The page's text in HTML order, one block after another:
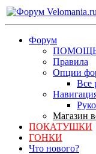
Форум
Правила
Опции
Все
Магазин
ПОКАТУШКИ
ГОНКИ
Что нового?